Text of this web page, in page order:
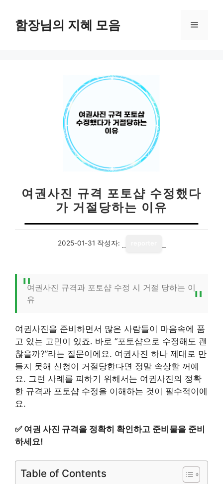
함장님의 지혜 모음 메
여권사진 규격 포토샵 수정했다
가 거절당하는 이유
2025-01-31 작성자:
여권사진 규격과 포토샵 수정 시 거절 당하는 이
유
여권사진을 준비하면서 많은 사람들이 마음속에 품
고 있는 고민이 있죠. 바로 “포토샵으로 수정해도 괜
찮을까?”라는 질문이에요. 여권사진 하나 제대로 만
들지 못해 신청이 거절당한다면 정말 속상할 꺼예
요. 그런 사례를 피하기 위해서는 여권사진의 정확
한 규격과 포토샵 수정을 이해하는 것이 필수적이에
요.
✅ 여권 사진 규격을 정확히 확인하고 준비물을 준비
하세요!
Table of Contents